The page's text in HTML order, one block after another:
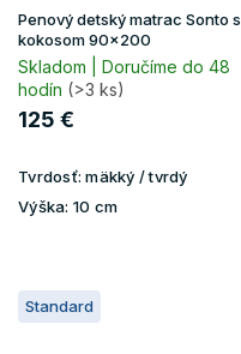
Penový detský matrac Sonto s
kokosom 90x200
Skladom | Doručíme do 48
hodín (>3 ks)
125 €
Tvrdosť: mäkký / tvrdý
Výška: 10 cm
Standard